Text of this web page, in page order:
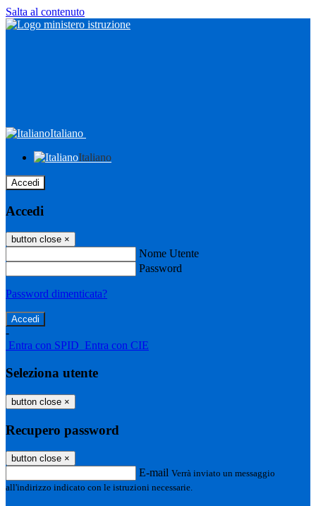
Salta al contenuto
Italiano
Italiano
Accedi
Accedi
button close ×
Nome Utente
Password
Password dimenticata?
-
Entra con SPID Entra con CIE
Seleziona utente
button close ×
Recupero password
button close ×
E-mail Verrà inviato un messaggio
all'indirizzo indicato con le istruzioni necessarie.